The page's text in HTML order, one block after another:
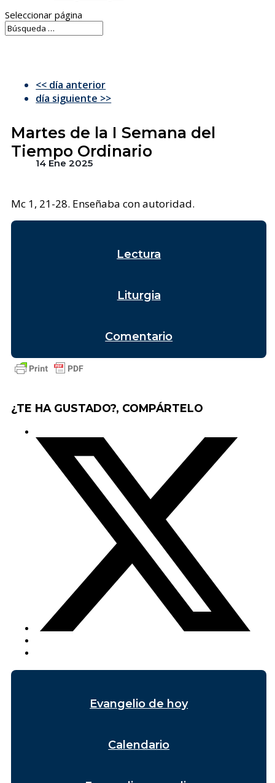
Seleccionar página
<< día anterior
día siguiente >>
Martes de la I Semana del
Tiempo Ordinario
14 Ene 2025
Mc 1, 21-28. Enseñaba con autoridad.
Lectura
Liturgia
Comentario
¿TE HA GUSTADO?, COMPÁRTELO
Evangelio de hoy
Calendario